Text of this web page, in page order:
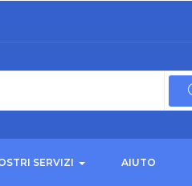
SERVIZI AIUTO